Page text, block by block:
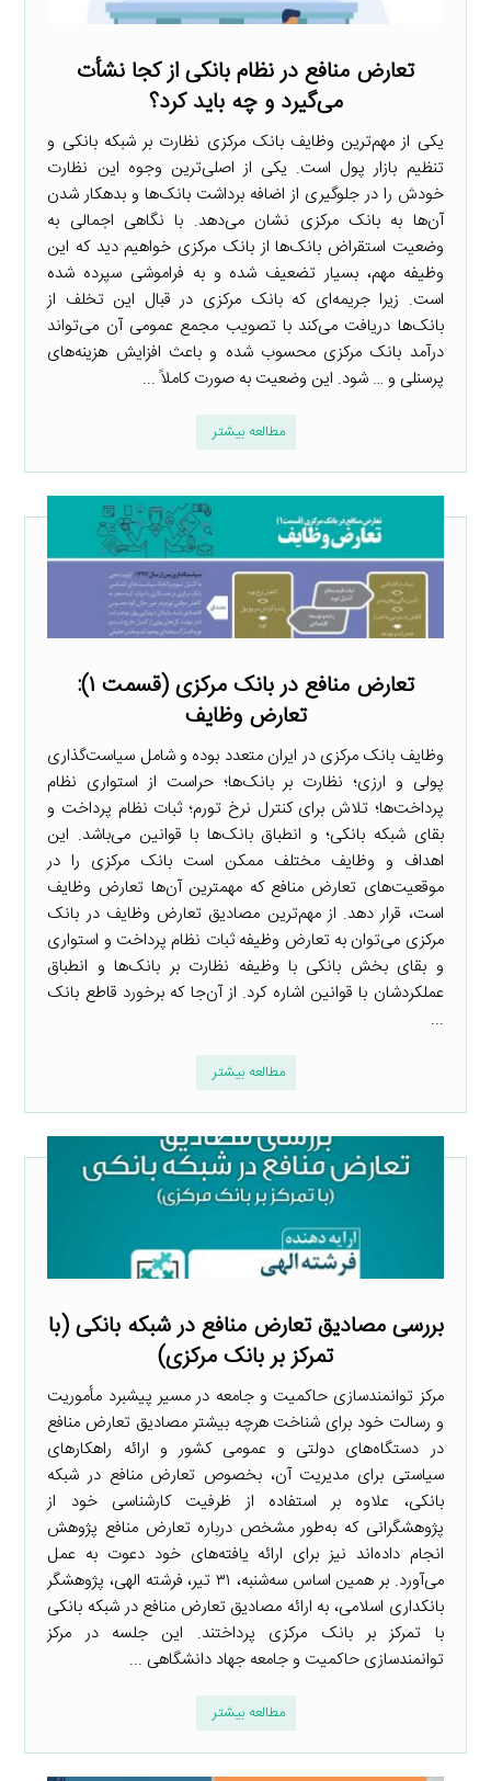
تعارض منافع در نظام بانکی از کجا نشأت
می‌گیرد و چه باید کرد؟
یکی از مهم‌ترین وظایف بانک مرکزی نظارت بر شبکه بانکی و
تنظیم بازار پول است. یکی از اصلی‌ترین وجوه این نظارت
خودش را در جلوگیری از اضافه برداشت بانک‌ها و بدهکار شدن
آن‌ها به بانک مرکزی نشان می‌دهد. با نگاهی اجمالی به
وضعیت استقراض بانک‌ها از بانک مرکزی خواهیم دید که این
وظیفه مهم، بسیار تضعیف شده و به فراموشی سپرده شده
است. زیرا جریمه‌ای که بانک مرکزی در قبال این تخلف از
بانک‌ها دریافت می‌کند با تصویب مجمع عمومی آن می‌تواند
درآمد بانک مرکزی محسوب شده و باعث افزایش هزینه‌های
پرسنلی و … شود. این وضعیت به صورت کاملاً ...
مطالعه بیشتر
تعارض منافع در بانک مرکزی (قسمت ۱):
تعارض وظایف
وظایف بانک مرکزی در ایران متعدد بوده و شامل سیاست‌گذاری
پولی و ارزی؛ نظارت بر بانک‌ها؛ حراست از استواری نظام
پرداخت‌ها؛ تلاش برای کنترل نرخ تورم؛ ثبات نظام پرداخت و
بقای شبکه بانکی؛ و انطباق بانک‌ها با قوانین می‌باشد. این
اهداف و وظایف مختلف ممکن است بانک مرکزی را در
موقعیت‌های تعارض منافع که مهمترین آن‌ها تعارض وظایف
است، قرار دهد. از مهم‌ترین مصادیق تعارض وظایف در بانک
مرکزی می‌توان به تعارض وظیفه ثبات نظام پرداخت و استواری
و بقای بخش بانکی با وظیفه نظارت بر بانک‌ها و انطباق
عملکردشان با قوانین اشاره کرد. از آن‌جا که برخورد قاطع بانک
...
مطالعه بیشتر
بررسی مصادیق تعارض منافع در شبکه بانکی (با
تمرکز بر بانک مرکزی)
مرکز توانمندسازی حاکمیت و جامعه در مسیر پیشبرد مأموریت
و رسالت خود برای شناخت هرچه بیشتر مصادیق تعارض منافع
در دستگاه‌های دولتی و عمومی کشور و ارائه راهکارهای
سیاستی برای مدیریت آن، بخصوص تعارض منافع در شبکه
بانکی، علاوه بر استفاده از ظرفیت کارشناسی خود از
پژوهشگرانی که به‌طور مشخص درباره تعارض منافع پژوهش
انجام داده‌اند نیز برای ارائه یافته‌های خود دعوت به عمل
می‌آورد. بر همین اساس سه‌شنبه، ۳۱ تیر، فرشته الهی، پژوهشگر
بانکداری اسلامی، به ارائه مصادیق تعارض منافع در شبکه بانکی
با تمرکز بر بانک مرکزی پرداختند. این جلسه در مرکز
توانمندسازی حاکمیت و جامعه جهاد دانشگاهی ...
مطالعه بیشتر